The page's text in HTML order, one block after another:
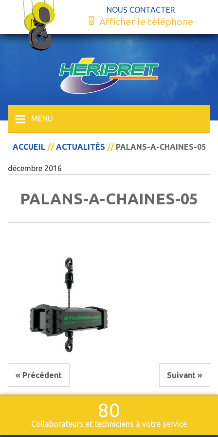
NOUS CONTACTER
Afficher le téléphone
MENU
ACCUEIL//ACTUALITÉS // PALANS-A-CHAINES-05
décembre 2016
PALANS-A-CHAINES-05
« Précédent Suivant »
80
Collaborateurs et techniciens à votre service